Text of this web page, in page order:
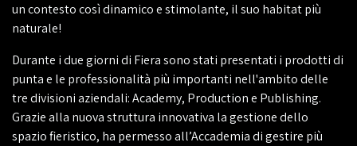
un contesto così dinamico e stimolante, il suo habitat più
naturale!
Durante i due giorni di Fiera sono stati presentati i prodotti di
punta e le professionalità più importanti nell'ambito delle
tre divisioni aziendali: Academy, Production e Publishing.
Grazie alla nuova struttura innovativa la gestione dello
spazio fieristico, ha permesso all’Accademia di gestire più